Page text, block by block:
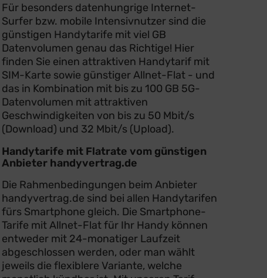
Für besonders datenhungrige Internet-
Surfer bzw. mobile Intensivnutzer sind die
günstigen Handytarife mit viel GB
Datenvolumen genau das Richtige! Hier
finden Sie einen attraktiven Handytarif mit
SIM-Karte sowie günstiger Allnet-Flat - und
das in Kombination mit bis zu 100 GB 5G-
Datenvolumen mit attraktiven
Geschwindigkeiten von bis zu 50 Mbit/s
(Download) und 32 Mbit/s (Upload).
Handytarife mit Flatrate vom günstigen
Anbieter handyvertrag.de
Die Rahmenbedingungen beim Anbieter
handyvertrag.de sind bei allen Handytarifen
fürs Smartphone gleich. Die Smartphone-
Tarife mit Allnet-Flat für Ihr Handy können
entweder mit 24-monatiger Laufzeit
abgeschlossen werden, oder man wählt
jeweils die flexiblere Variante, welche